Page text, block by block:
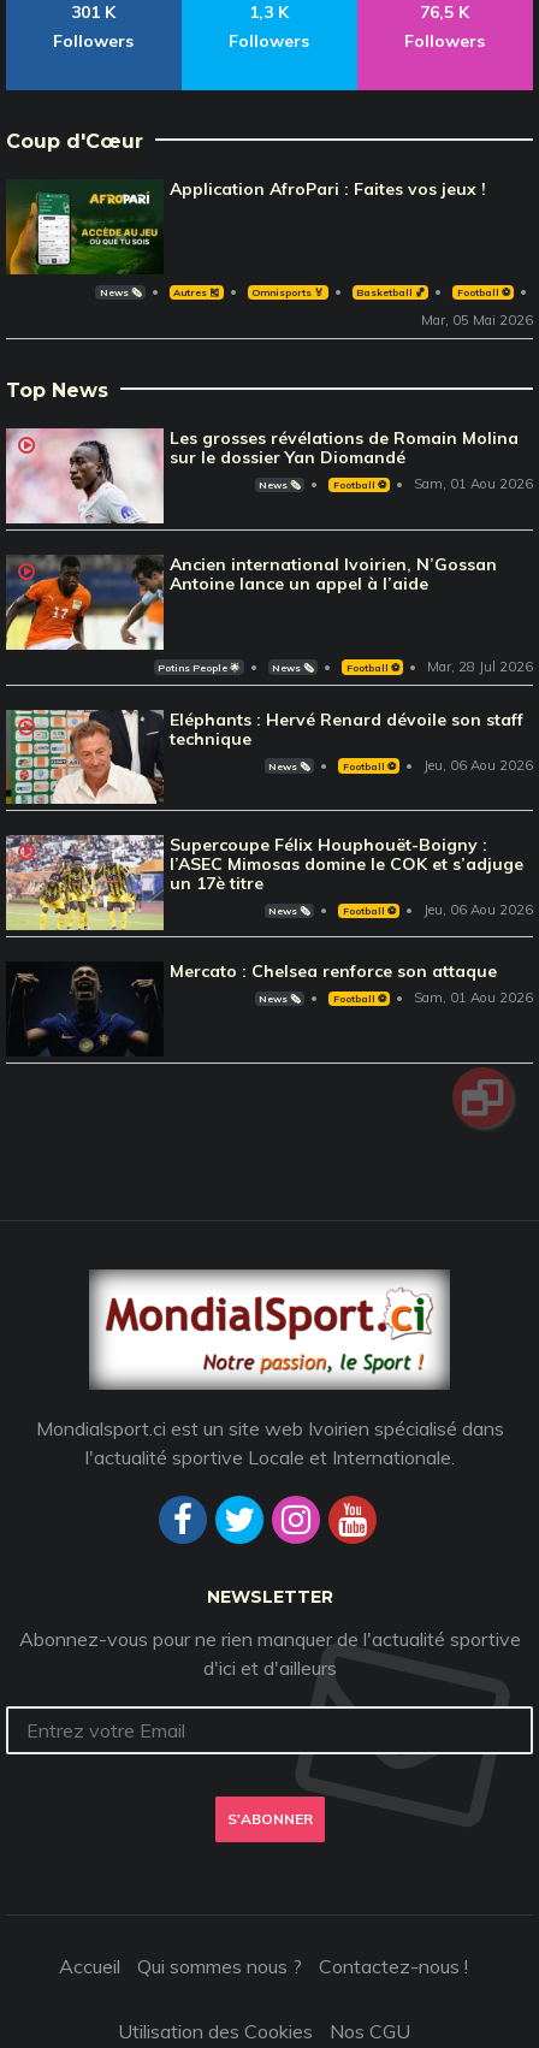
301 K
Followers
1,3 K
Followers
76,5 K
Followers
Coup d'Cœur
Application AfroPari : Faites vos jeux !
News 🗞️ Autres 🎽 Omnisports 🏅 Basketball 🏀 Football ⚽️
Mar, 05 Mai 2026
Top News
Les grosses révélations de Romain Molina
sur le dossier Yan Diomandé
News 🗞️ Football ⚽️ Sam, 01 Aou 2026
Ancien international Ivoirien, N’Gossan
Antoine lance un appel à l’aide
Potins People 🌟 News 🗞️ Football ⚽️ Mar, 28 Jul 2026
Eléphants : Hervé Renard dévoile son staff
technique
News 🗞️ Football ⚽️ Jeu, 06 Aou 2026
Supercoupe Félix Houphouët-Boigny :
l’ASEC Mimosas domine le COK et s’adjuge
un 17è titre
News 🗞️ Football ⚽️ Jeu, 06 Aou 2026
Mercato : Chelsea renforce son attaque
News 🗞️ Football ⚽️ Sam, 01 Aou 2026
Mondialsport.ci est un site web Ivoirien spécialisé dans
l'actualité sportive Locale et Internationale.
NEWSLETTER
Abonnez-vous pour ne rien manquer de l'actualité sportive
d'ici et d'ailleurs
S'ABONNER
Accueil Qui sommes nous ? Contactez-nous !
Utilisation des Cookies Nos CGU